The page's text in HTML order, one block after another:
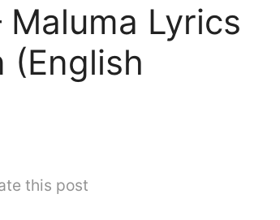
Lyrics
(English
this post